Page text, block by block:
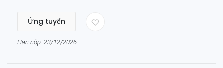
Ứng tuyển
Hạn nộp: 23/12/2026